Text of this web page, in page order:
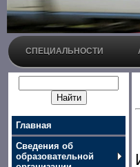
СПЕЦИАЛЬНОСТИ
Главная
Сведения об
образовательной